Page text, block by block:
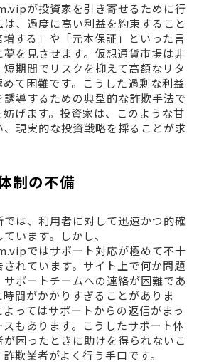
が投資家を引き寄せるために行
、過度に高い利益を約束すること
する」や「元本保証」といった言
を見させます。仮想通貨市場は非
期間でリスクを抑えて高額なリタ
て困難です。こうした過剰な利益
導するための典型的な詐欺手法で
げます。投資家は、このような甘
、現実的な投資戦略を採ることが求
制の不備
は、利用者に対して迅速かつ的確
います。しかし、
ではサポート対応が極めて不十
れています。サイト上で何か問題
ポートチームへの連絡が困難であ
時間がかかりすぎることがありま
ってはサポートからの返信がまっ
もあります。こうしたサポート体
困ったときに助けを得られないこ
欺業者がよく行う手口です。